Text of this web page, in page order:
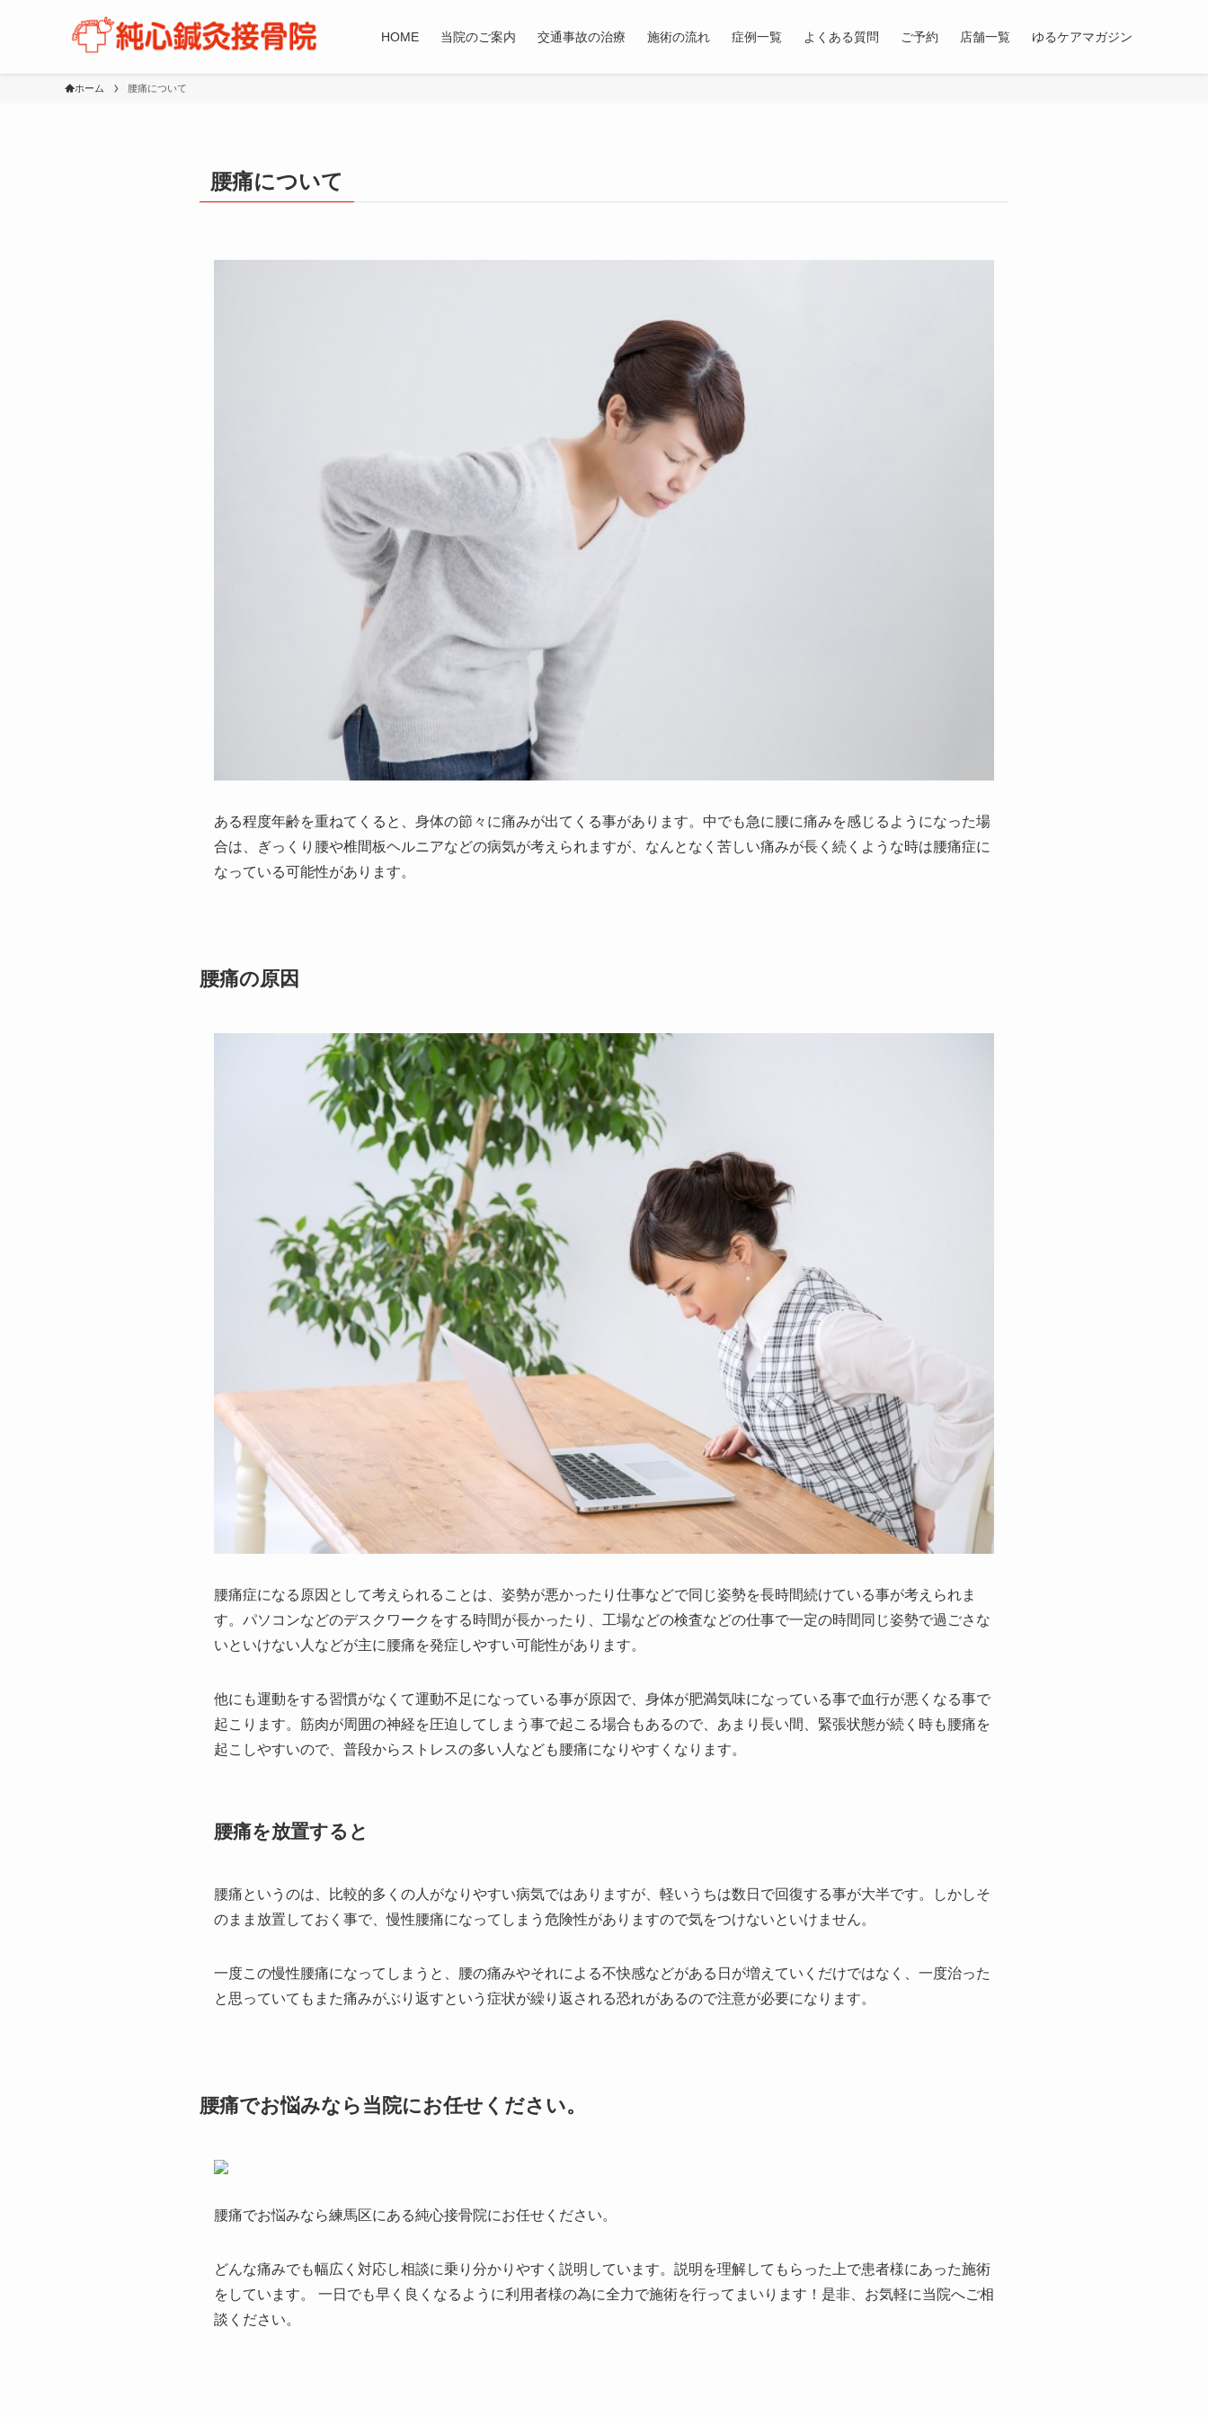
HOME 当院のご案内 交通事故の治療 施術の流れ 症例一覧 よくある質問 ご予約 店舗一覧 ゆるケアマガジン
ホーム 腰痛について
腰痛について
ある程度年齢を重ねてくると、身体の節々に痛みが出てくる事があります。中でも急に腰に痛みを感じるようになった場
合は、ぎっくり腰や椎間板ヘルニアなどの病気が考えられますが、なんとなく苦しい痛みが長く続くような時は腰痛症に
なっている可能性があります。
腰痛の原因
腰痛症になる原因として考えられることは、姿勢が悪かったり仕事などで同じ姿勢を長時間続けている事が考えられま
す。パソコンなどのデスクワークをする時間が長かったり、工場などの検査などの仕事で一定の時間同じ姿勢で過ごさな
いといけない人などが主に腰痛を発症しやすい可能性があります。
他にも運動をする習慣がなくて運動不足になっている事が原因で、身体が肥満気味になっている事で血行が悪くなる事で
起こります。筋肉が周囲の神経を圧迫してしまう事で起こる場合もあるので、あまり長い間、緊張状態が続く時も腰痛を
起こしやすいので、普段からストレスの多い人なども腰痛になりやすくなります。
腰痛を放置すると
腰痛というのは、比較的多くの人がなりやすい病気ではありますが、軽いうちは数日で回復する事が大半です。しかしそ
のまま放置しておく事で、慢性腰痛になってしまう危険性がありますので気をつけないといけません。
一度この慢性腰痛になってしまうと、腰の痛みやそれによる不快感などがある日が増えていくだけではなく、一度治った
と思っていてもまた痛みがぶり返すという症状が繰り返される恐れがあるので注意が必要になります。
腰痛でお悩みなら当院にお任せください。
腰痛でお悩みなら練馬区にある純心接骨院にお任せください。
どんな痛みでも幅広く対応し相談に乗り分かりやすく説明しています。説明を理解してもらった上で患者様にあった施術
をしています。 一日でも早く良くなるように利用者様の為に全力で施術を行ってまいります！是非、お気軽に当院へご相
談ください。